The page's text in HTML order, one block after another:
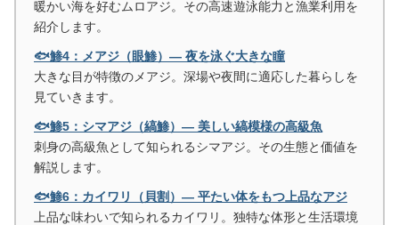
暖かい海を好むムロアジ。その高速遊泳能力と漁業利用を
紹介します。
🐟鯵4：メアジ（眼鯵）― 夜を泳ぐ大きな瞳
大きな目が特徴のメアジ。深場や夜間に適応した暮らしを
見ていきます。
🐟鯵5：シマアジ（縞鯵）― 美しい縞模様の高級魚
刺身の高級魚として知られるシマアジ。その生態と価値を
解説します。
🐟鯵6：カイワリ（貝割）― 平たい体をもつ上品なアジ
上品な味わいで知られるカイワリ。独特な体形と生活環境